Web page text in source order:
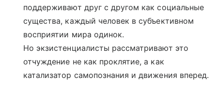
поддерживают друг с другом как социальные
существа, каждый человек в субъективном
восприятии мира одинок.
Но экзистенциалисты рассматривают это
отчуждение не как проклятие, а как
катализатор самопознания и движения вперед.